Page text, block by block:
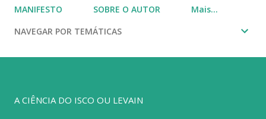
MANIFESTO
SOBRE O AUTOR
Mais…
NAVEGAR POR TEMÁTICAS
A CIÊNCIA DO ISCO OU LEVAIN